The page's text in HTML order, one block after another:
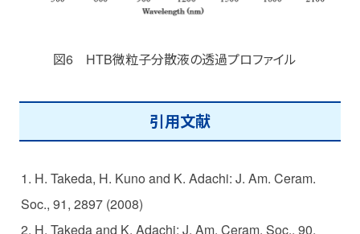
図6 HTB微粒子分散液の透過プロファイル
引用文献
1. H. Takeda, H. Kuno and K. Adachi: J. Am. Ceram.
Soc., 91, 2897 (2008)
2. H. Takeda and K. Adachi: J. Am. Ceram. Soc., 90,